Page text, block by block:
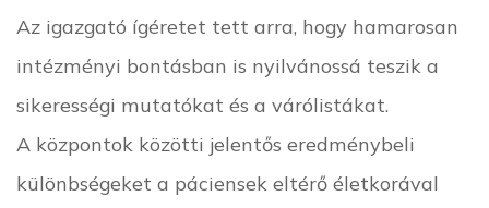
Az igazgató ígéretet tett arra, hogy hamarosan
intézményi bontásban is nyilvánossá teszik a
sikerességi mutatókat és a várólistákat.
A központok közötti jelentős eredménybeli
különbségeket a páciensek eltérő életkorával